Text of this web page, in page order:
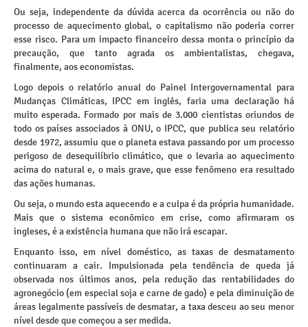
Ou seja, independente da dúvida acerca da ocorrência ou não do
processo de aquecimento global, o capitalismo não poderia correr
esse risco. Para um impacto financeiro dessa monta o princípio da
precaução, que tanto agrada os ambientalistas, chegava,
finalmente, aos economistas.
Logo depois o relatório anual do Painel Intergovernamental para
Mudanças Climáticas, IPCC em inglês, faria uma declaração há
muito esperada. Formado por mais de 3.000 cientistas oriundos de
todo os países associados à ONU, o IPCC, que publica seu relatório
desde 1972, assumiu que o planeta estava passando por um processo
perigoso de desequilíbrio climático, que o levaria ao aquecimento
acima do natural e, o mais grave, que esse fenômeno era resultado
das ações humanas.
Ou seja, o mundo esta aquecendo e a culpa é da própria humanidade.
Mais que o sistema econômico em crise, como afirmaram os
ingleses, é a existência humana que não irá escapar.
Enquanto isso, em nível doméstico, as taxas de desmatamento
continuaram a cair. Impulsionada pela tendência de queda já
observada nos últimos anos, pela redução das rentabilidades do
agronegócio (em especial soja e carne de gado) e pela diminuição de
áreas legalmente passíveis de desmatar, a taxa desceu ao seu menor
nível desde que começou a ser medida.